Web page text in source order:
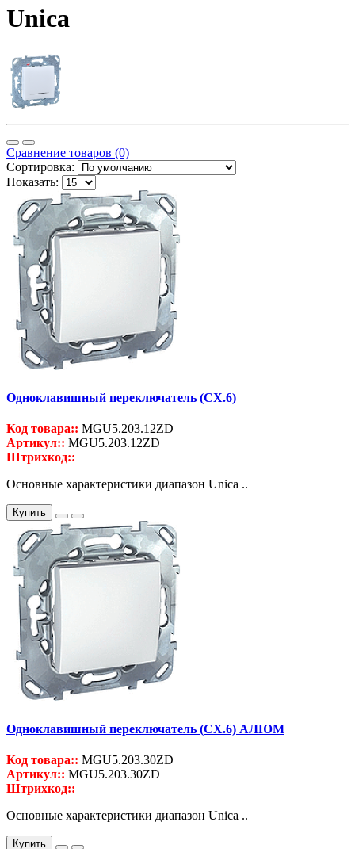
Unica
Сравнение товаров (0)
Сортировка:
Показать:
Одноклавишный переключатель (СХ.6)
Код товара:: MGU5.203.12ZD
Артикул:: MGU5.203.12ZD
Штрихкод::
Основные характеристики диапазон Unica ..
Купить
Одноклавишный переключатель (СХ.6) АЛЮМ
Код товара:: MGU5.203.30ZD
Артикул:: MGU5.203.30ZD
Штрихкод::
Основные характеристики диапазон Unica ..
Купить